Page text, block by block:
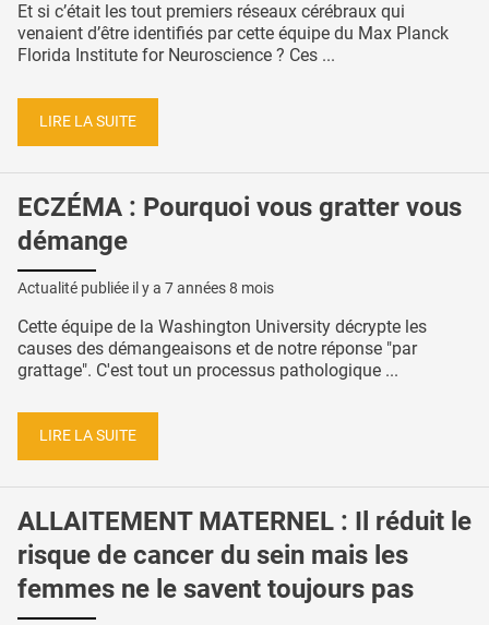
Et si c’était les tout premiers réseaux cérébraux qui
venaient d’être identifiés par cette équipe du Max Planck
Florida Institute for Neuroscience ? Ces ...
LIRE LA SUITE
ECZÉMA : Pourquoi vous gratter vous
démange
Actualité publiée il y a 7 années 8 mois
Cette équipe de la Washington University décrypte les
causes des démangeaisons et de notre réponse "par
grattage". C'est tout un processus pathologique ...
LIRE LA SUITE
ALLAITEMENT MATERNEL : Il réduit le
risque de cancer du sein mais les
femmes ne le savent toujours pas